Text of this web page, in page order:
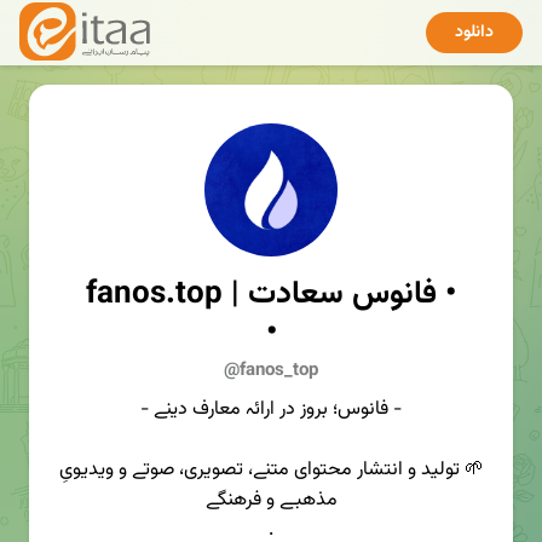
دانلود
• فانوس سعادت | fanos.top
•
@fanos_top
- فانوس؛ بروز در ارائہ معارف دینے -
🌱 تولید و انتشار محتوای متنے، تصویری، صوتے و ویدیویِ
مذهبے و فرهنگے
.